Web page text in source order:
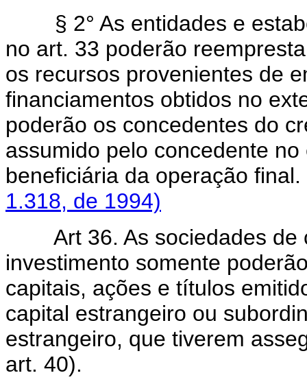
§ 2° As entidades e
no art. 33 poderão
os recursos provenientes de
financiamentos obtidos no
poderão os concedentes do
assumido pelo concedente
beneficiária da operação final.
1.318, de 1994)
Art 36. As sociedades de
investimento somente
capitais, ações e títulos
capital estrangeiro ou
estrangeiro, que tiverem
art. 40).